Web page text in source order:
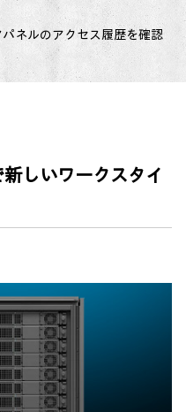
ネルのアクセス履歴を確認
しいワークスタイ